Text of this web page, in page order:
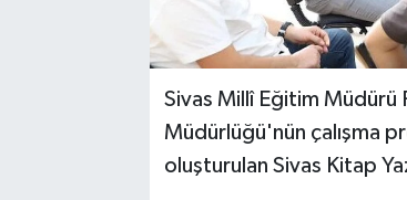
Sivas Millî Eğitim Müdürü
Müdürlüğü'nün çalışma
oluşturulan Sivas Kitap